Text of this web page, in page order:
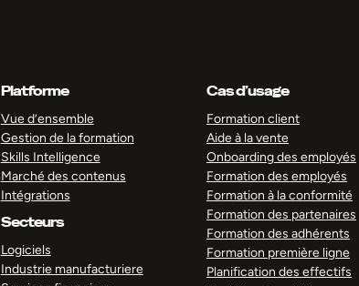
Platforme
Vue d’ensemble
Gestion de la formation
Skills Intelligence
Marché des contenus
Intégrations
Secteurs
Logiciels
Industrie manufacturiere
Cas d’usage
Formation client
Aide à la vente
Onboarding des employés
Formation des employés
Formation à la conformité
Formation des partenaires
Formation des adhérents
Formation première ligne
Planification des effectifs